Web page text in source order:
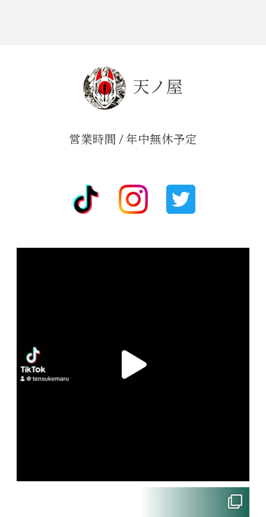
天ノ屋
営業時間 / 年中無休予定